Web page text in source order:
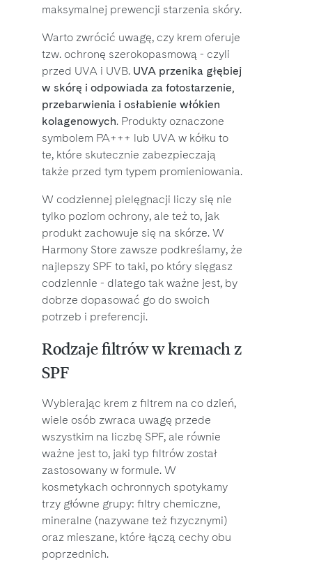
maksymalnej prewencji starzenia skóry.
Warto zwrócić uwagę, czy krem oferuje
tzw. ochronę szerokopasmową - czyli
przed UVA i UVB. UVA przenika głębiej
w skórę i odpowiada za fotostarzenie,
przebarwienia i osłabienie włókien
kolagenowych. Produkty oznaczone
symbolem PA+++ lub UVA w kółku to
te, które skutecznie zabezpieczają
także przed tym typem promieniowania.
W codziennej pielęgnacji liczy się nie
tylko poziom ochrony, ale też to, jak
produkt zachowuje się na skórze. W
Harmony Store zawsze podkreślamy, że
najlepszy SPF to taki, po który sięgasz
codziennie - dlatego tak ważne jest, by
dobrze dopasować go do swoich
potrzeb i preferencji.
Rodzaje filtrów w kremach z
SPF
Wybierając krem z filtrem na co dzień,
wiele osób zwraca uwagę przede
wszystkim na liczbę SPF, ale równie
ważne jest to, jaki typ filtrów został
zastosowany w formule. W
kosmetykach ochronnych spotykamy
trzy główne grupy: filtry chemiczne,
mineralne (nazywane też fizycznymi)
oraz mieszane, które łączą cechy obu
poprzednich.